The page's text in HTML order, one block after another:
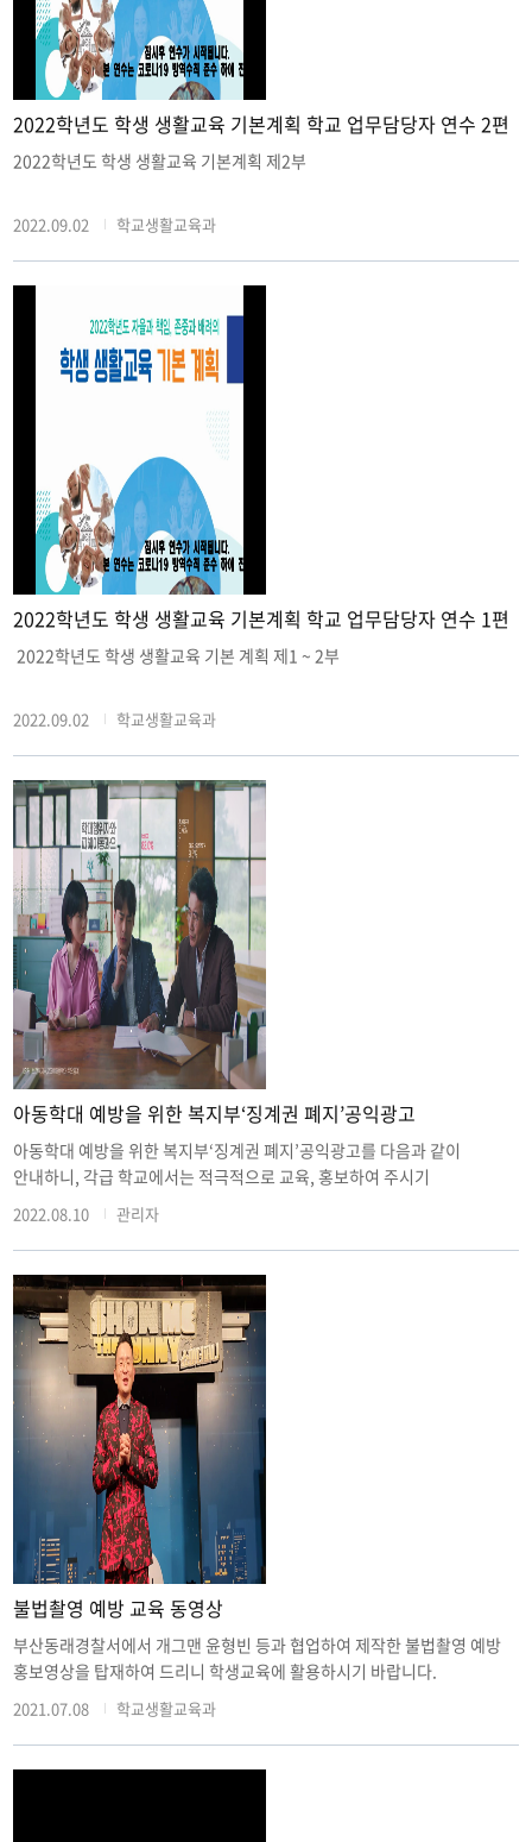
2022학년도 학생 생활교육 기본계획 학교 업무담당자 연수 2편
2022학년도 학생 생활교육 기본계획 제2부
2022.09.02 학교생활교육과
2022학년도 학생 생활교육 기본계획 학교 업무담당자 연수 1편
2022학년도 학생 생활교육 기본 계획 제1 ~ 2부
2022.09.02 학교생활교육과
아동학대 예방을 위한 복지부‘징계권 폐지’공익광고
아동학대 예방을 위한 복지부‘징계권 폐지’공익광고를 다음과 같이
안내하니, 각급 학교에서는 적극적으로 교육, 홍보하여 주시기
바랍니다. 가. 영상내용: 민법상 징계권 폐지, 아동학대 주요통계, 긍정양육
실천방법 등 나. 영상종류: 4종(송출 영상 기기에 맞게 선택
활용) 다. 활용방법: 학교소식 알림앱, 홈페이지 탑재, 학부모 교육 시 자료
활용 등
2022.08.10 관리자
불법촬영 예방 교육 동영상
부산동래경찰서에서 개그맨 윤형빈 등과 협업하여 제작한 불법촬영 예방
홍보영상을 탑재하여 드리니 학생교육에 활용하시기 바랍니다.
2021.07.08 학교생활교육과